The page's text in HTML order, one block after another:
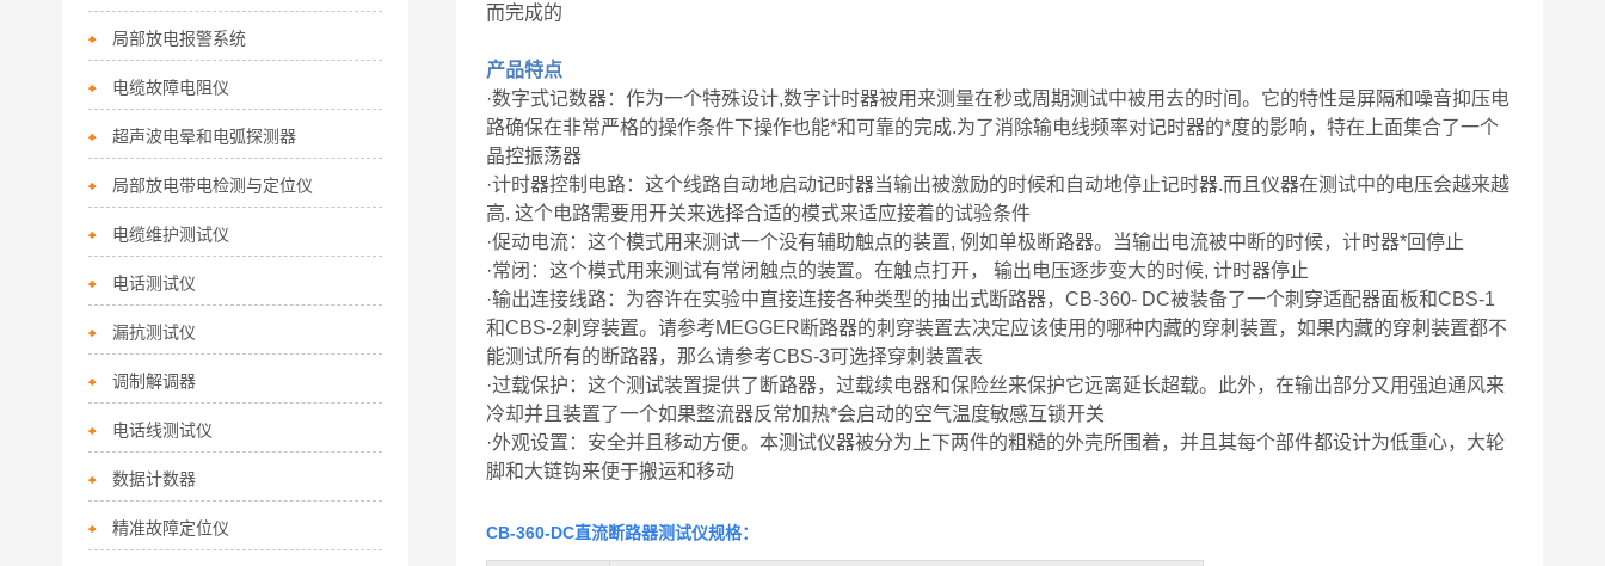
而完成的
产品特点
·数字式记数器：作为一个特殊设计,数字计时器被用来测量在秒或周期测试中被用去的时间。它的特性是屏隔和噪音抑压电
路确保在非常严格的操作条件下操作也能*和可靠的完成.为了消除输电线频率对记时器的*度的影响，特在上面集合了一个
晶控振荡器
·计时器控制电路：这个线路自动地启动记时器当输出被激励的时候和自动地停止记时器.而且仪器在测试中的电压会越来越
高. 这个电路需要用开关来选择合适的模式来适应接着的试验条件
·促动电流：这个模式用来测试一个没有辅助触点的装置, 例如单极断路器。当输出电流被中断的时候，计时器*回停止
·常闭：这个模式用来测试有常闭触点的装置。在触点打开， 输出电压逐步变大的时候, 计时器停止
·输出连接线路：为容许在实验中直接连接各种类型的抽出式断路器，CB-360- DC被装备了一个刺穿适配器面板和CBS-1
和CBS-2刺穿装置。请参考MEGGER断路器的刺穿装置去决定应该使用的哪种内藏的穿刺装置，如果内藏的穿刺装置都不
能测试所有的断路器，那么请参考CBS-3可选择穿刺装置表
·过载保护：这个测试装置提供了断路器，过载续电器和保险丝来保护它远离延长超载。此外，在输出部分又用强迫通风来
冷却并且装置了一个如果整流器反常加热*会启动的空气温度敏感互锁开关
·外观设置：安全并且移动方便。本测试仪器被分为上下两件的粗糙的外壳所围着，并且其每个部件都设计为低重心，大轮
脚和大链钩来便于搬运和移动
CB-360-DC直流断路器测试仪规格：
局部放电报警系统
电缆故障电阻仪
超声波电晕和电弧探测器
局部放电带电检测与定位仪
电缆维护测试仪
电话测试仪
漏抗测试仪
调制解调器
电话线测试仪
数据计数器
精准故障定位仪